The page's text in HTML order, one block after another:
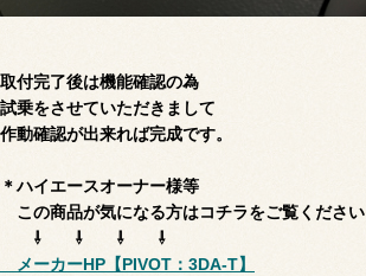
取付完了後は機能確認の為
試乗をさせていただきまして
作動確認が出来れば完成です。
＊ハイエースオーナー様等
この商品が気になる方はコチラをご覧ください
⇩ ⇩ ⇩ ⇩
メーカーHP【PIVOT：3DA‐T】